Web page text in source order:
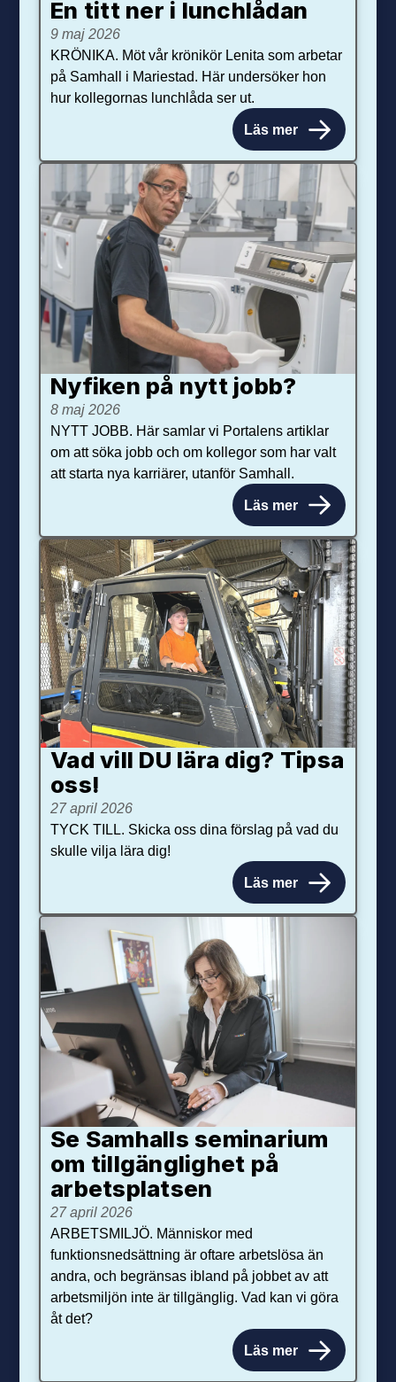
En titt ner i lunchlådan
9 maj 2026
KRÖNIKA. Möt vår krönikör Lenita som arbetar
på Samhall i Mariestad. Här undersöker hon
hur kollegornas lunchlåda ser ut.
Läs mer
Nyfiken på nytt jobb?
8 maj 2026
NYTT JOBB. Här samlar vi Portalens artiklar
om att söka jobb och om kollegor som har valt
att starta nya karriärer, utanför Samhall.
Läs mer
Vad vill DU lära dig? Tipsa
oss!
27 april 2026
TYCK TILL. Skicka oss dina förslag på vad du
skulle vilja lära dig!
Läs mer
Se Samhalls seminarium
om tillgänglighet på
arbetsplatsen
27 april 2026
ARBETSMILJÖ. Människor med
funktionsnedsättning är oftare arbetslösa än
andra, och begränsas ibland på jobbet av att
arbetsmiljön inte är tillgänglig. Vad kan vi göra
åt det?
Läs mer